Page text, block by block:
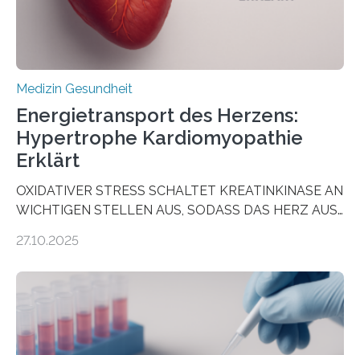
Medizin Gesundheit
Energietransport des Herzens:
Hypertrophe Kardiomyopathie
Erklärt
OXIDATIVER STRESS SCHALTET KREATINKINASE AN
WICHTIGEN STELLEN AUS, SODASS DAS HERZ AUS
aus dem Deutschen Zentrum für Herzinsuffizienz
im Journal Circulation, warum der Energietransport bei
der Hypertrophen Kardiomyopathie (HCM) versagen
kann und wie sich durch eine Verringerung der
Herzbelastung und des oxidativen Stresses
27.10.2025